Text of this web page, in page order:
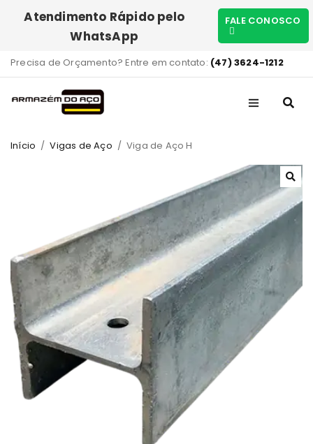
Atendimento Rápido pelo
WhatsApp
FALE CONOSCO
Precisa de Orçamento? Entre em contato: (47) 3624-1212
Início / Vigas de Aço / Viga de Aço H